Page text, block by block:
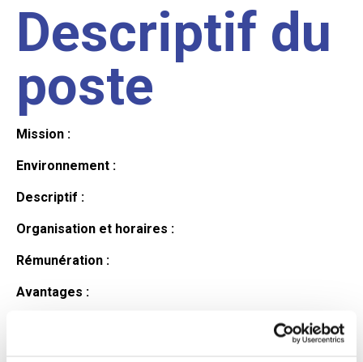
Descriptif du
poste
Mission :
Environnement :
Descriptif :
Organisation et horaires :
Rémunération :
Avantages :